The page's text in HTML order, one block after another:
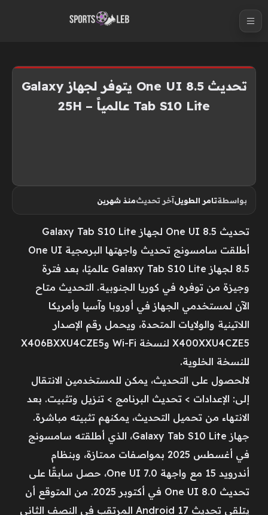
تحديث One UI 8.5 يتوفر لجهاز Galaxy
Tab S10 Lite عالمياً – 25H
بواسطةتامر الطويلآخر تحديثمنذ شهرين
تحديث One UI 8.5 لجهاز Galaxy Tab S10 Lite
أطلقت سامسونج تحديث واجهتها البرمجية One UI
8.5 لجهاز Galaxy Tab S10 Lite عالميًا، بعد فترة
وجيزة من توفره في كوريا الجنوبية. التحديث متاح
الآن لمستخدمي الجهاز في أوروبا وآسيا وأمريكا
اللاتينية والولايات المتحدة، ويحمل رقم الإصدار
X400XXU4CZE5 لنسخة Wi-Fi وX406BXXU4CZE5
للنسخة الخلوية.
لالحصول على التحديث، يمكن للمستخدمين الانتقال
إلى: الإعدادات > تحديث البرنامج > تنزيل وتثبيت. بعد
الانتهاء من تحميل التحديث، يمكنهم تثبيته مباشرة.
جهاز Galaxy Tab S10 Lite، الذي أطلقته سامسونج
في أغسطس 2025 بمواصفات ممتازة، وبنظام
أندرويد 15 مع واجهة One UI 7.0، حصل سابقًا على
تحديث One UI 8.0 في أكتوبر 2025. من المتوقع أن
يتلقى تحديث Android 17 المرتقب في النصف الثاني